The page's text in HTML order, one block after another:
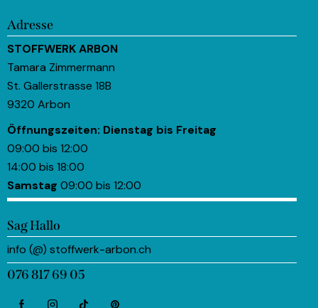
Adresse
STOFFWERK ARBON
Tamara Zimmermann
St. Gallerstrasse 18B
9320 Arbon
Öffnungszeiten: Dienstag bis Freitag
09:00 bis 12:00
14:00 bis 18:00
Samstag 09:00 bis 12:00
Sag Hallo
info (@) stoffwerk-arbon.ch
076 817 69 05